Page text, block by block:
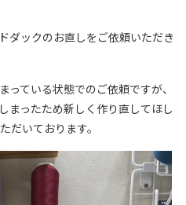
ダックのお直しをご依頼いただき
ている状態でのご依頼ですが、
まったため新しく作り直してほし
だいております。